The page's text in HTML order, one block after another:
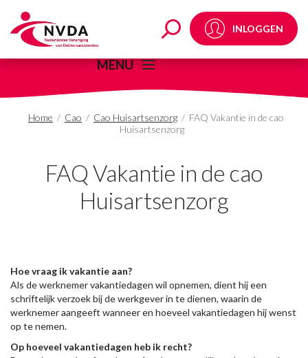
FAQ Vakantie in de
INLOGGEN
MENU
Home / Cao / Cao Huisartsenzorg / FAQ Vakantie in de cao
Huisartsenzorg
FAQ Vakantie in de cao
Huisartsenzorg
Hoe vraag ik vakantie aan?
Als de werknemer vakantiedagen wil opnemen, dient hij een
schriftelijk verzoek bij de werkgever in te dienen, waarin de
werknemer aangeeft wanneer en hoeveel vakantiedagen hij wenst
op te nemen.
Op hoeveel vakantiedagen heb ik recht?